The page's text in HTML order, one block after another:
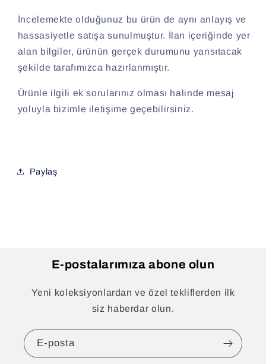
İncelemekte olduğunuz bu ürün de aynı anlayış ve
hassasiyetle satışa sunulmuştur. İlan içeriğinde yer
alan bilgiler, ürünün gerçek durumunu yansıtacak
şekilde tarafımızca hazırlanmıştır.
Ürünle ilgili ek sorularınız olması halinde mesaj
yoluyla bizimle iletişime geçebilirsiniz.
Paylaş
E-postalarımıza abone olun
Yeni koleksiyonlardan ve özel tekliflerden ilk
siz haberdar olun.
E-posta